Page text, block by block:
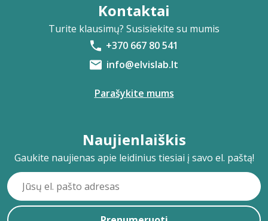
Kontaktai
Turite klausimų? Susisiekite su mumis
+370 667 80 541
info@elvislab.lt
Parašykite mums
Naujienlaiškis
Gaukite naujienas apie leidinius tiesiai į savo el. paštą!